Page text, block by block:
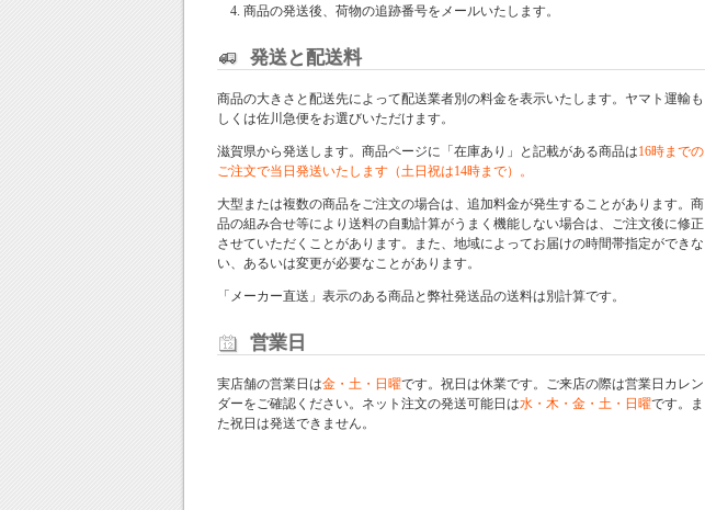
商品の発送後、荷物の追跡番号をメールいたします。
発送と配送料
商品の大きさと配送先によって配送業者別の料金を表示いたします。ヤマト運輸も
しくは佐川急便をお選びいただけます。
滋賀県から発送します。商品ページに「在庫あり」と記載がある商品は16時までの
ご注文で当日発送いたします（土日祝は14時まで）。
大型または複数の商品をご注文の場合は、追加料金が発生することがあります。商
品の組み合せ等により送料の自動計算がうまく機能しない場合は、ご注文後に修正
させていただくことがあります。また、地域によってお届けの時間帯指定ができな
い、あるいは変更が必要なことがあります。
「メーカー直送」表示のある商品と弊社発送品の送料は別計算です。
営業日
実店舗の営業日は金・土・日曜です。祝日は休業です。ご来店の際は営業日カレン
ダーをご確認ください。ネット注文の発送可能日は水・木・金・土・日曜です。ま
た祝日は発送できません。